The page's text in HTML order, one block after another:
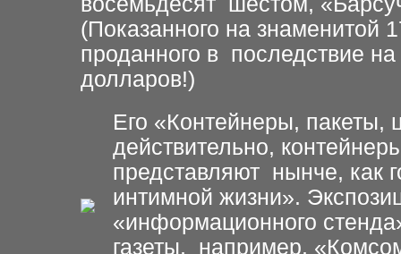
(Показанного на знаменитой
проданного в последствие
долларов!)
Его «Контейнеры, пакеты,
действительно,
представляют нынче, как
интимной жизни».
«информационного
газеты, например,